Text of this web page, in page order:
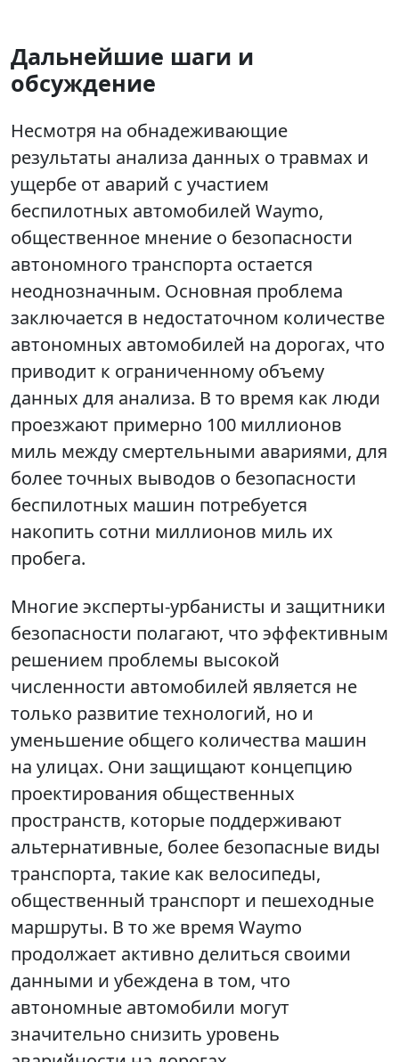
Дальнейшие шаги и
обсуждение
Несмотря на обнадеживающие
результаты анализа данных о травмах и
ущербе от аварий с участием
беспилотных автомобилей Waymo,
общественное мнение о безопасности
автономного транспорта остается
неоднозначным. Основная проблема
заключается в недостаточном количестве
автономных автомобилей на дорогах, что
приводит к ограниченному объему
данных для анализа. В то время как люди
проезжают примерно 100 миллионов
миль между смертельными авариями, для
более точных выводов о безопасности
беспилотных машин потребуется
накопить сотни миллионов миль их
пробега.
Многие эксперты-урбанисты и защитники
безопасности полагают, что эффективным
решением проблемы высокой
численности автомобилей является не
только развитие технологий, но и
уменьшение общего количества машин
на улицах. Они защищают концепцию
проектирования общественных
пространств, которые поддерживают
альтернативные, более безопасные виды
транспорта, такие как велосипеды,
общественный транспорт и пешеходные
маршруты. В то же время Waymo
продолжает активно делиться своими
данными и убеждена в том, что
автономные автомобили могут
значительно снизить уровень